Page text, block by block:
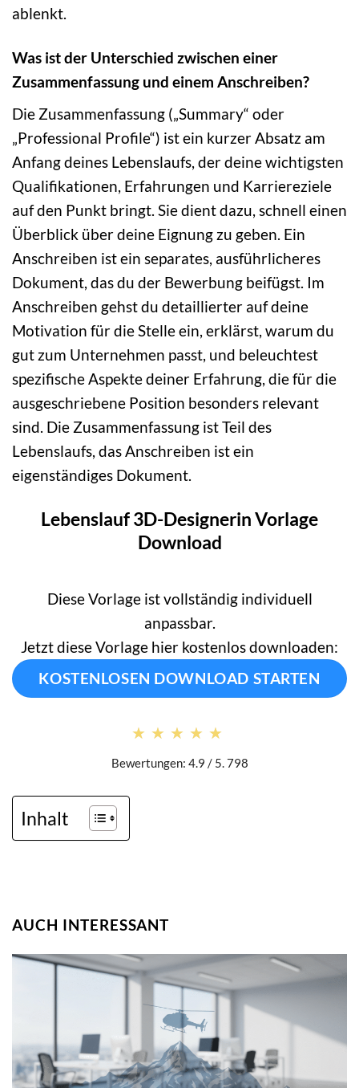
ablenkt.
Was ist der Unterschied zwischen einer
Zusammenfassung und einem Anschreiben?
Die Zusammenfassung („Summary“ oder
„Professional Profile“) ist ein kurzer Absatz am
Anfang deines Lebenslaufs, der deine wichtigsten
Qualifikationen, Erfahrungen und Karriereziele
auf den Punkt bringt. Sie dient dazu, schnell einen
Überblick über deine Eignung zu geben. Ein
Anschreiben ist ein separates, ausführlicheres
Dokument, das du der Bewerbung beifügst. Im
Anschreiben gehst du detaillierter auf deine
Motivation für die Stelle ein, erklärst, warum du
gut zum Unternehmen passt, und beleuchtest
spezifische Aspekte deiner Erfahrung, die für die
ausgeschriebene Position besonders relevant
sind. Die Zusammenfassung ist Teil des
Lebenslaufs, das Anschreiben ist ein
eigenständiges Dokument.
Lebenslauf 3D-Designerin Vorlage
Download
Diese Vorlage ist vollständig individuell
anpassbar.
Jetzt diese Vorlage hier kostenlos downloaden:
KOSTENLOSEN DOWNLOAD STARTEN
★★★★★
★★★★★
Bewertungen: 4.9 / 5. 798
Inhalt
AUCH INTERESSANT